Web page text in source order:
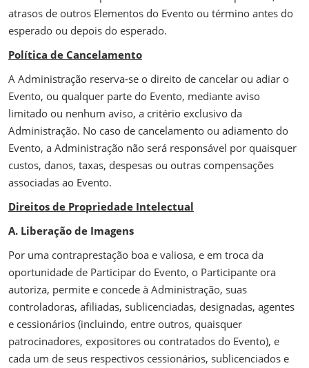
atrasos de outros Elementos do Evento ou término antes do
esperado ou depois do esperado.
Política de Cancelamento
A Administração reserva-se o direito de cancelar ou adiar o
Evento, ou qualquer parte do Evento, mediante aviso
limitado ou nenhum aviso, a critério exclusivo da
Administração. No caso de cancelamento ou adiamento do
Evento, a Administração não será responsável por quaisquer
custos, danos, taxas, despesas ou outras compensações
associadas ao Evento.
Direitos de Propriedade Intelectual
A. Liberação de Imagens
Por uma contraprestação boa e valiosa, e em troca da
oportunidade de Participar do Evento, o Participante ora
autoriza, permite e concede à Administração, suas
controladoras, afiliadas, sublicenciadas, designadas, agentes
e cessionários (incluindo, entre outros, quaisquer
patrocinadores, expositores ou contratados do Evento), e
cada um de seus respectivos cessionários, sublicenciados e